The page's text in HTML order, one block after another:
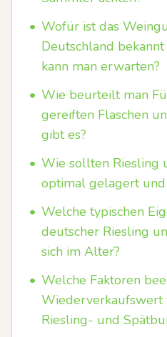
• Wofür ist das
Deutschland
kann man erwarten?
• Wie beurteilt man
gereiften Flaschen
gibt es?
• Wie sollten Riesling
optimal gelagert
• Welche typischen
deutscher Riesling
sich im Alter?
• Welche Faktoren
Wiederverkaufswert
Riesling- und